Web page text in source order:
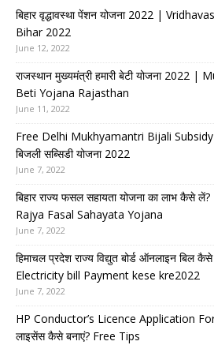
बिहार वृद्धावस्था पेंशन योजना 2022 |
Bihar 2022
June 12, 2022
राजस्थान मुख्यमंत्री हमारी बेटी योजना 2022
Beti Yojana Rajasthan
June 11, 2022
Free Delhi Mukhyamantri Bijali Subsidy
बिजली सब्सिडी योजना 2022
June 7, 2022
बिहार राज्य फसल सहायता योजना का लाभ कैसे
Rajya Fasal Sahayata Yojana
June 7, 2022
हिमाचल प्रदेश राज्य विद्युत बोर्ड ऑनलाइन
Electricity bill Payment kese kre2022
June 7, 2022
HP Conductor’s Licence Application
लाइसेंस कैसे बनाएं? Free Tips